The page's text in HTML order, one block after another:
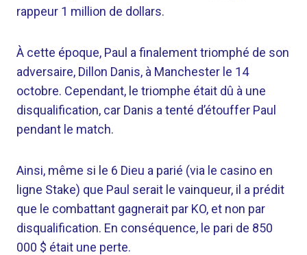
rappeur 1 million de dollars.
À cette époque, Paul a finalement triomphé de son
adversaire, Dillon Danis, à Manchester le 14
octobre. Cependant, le triomphe était dû à une
disqualification, car Danis a tenté d’étouffer Paul
pendant le match.
Ainsi, même si le 6 Dieu a parié (via le casino en
ligne Stake) que Paul serait le vainqueur, il a prédit
que le combattant gagnerait par KO, et non par
disqualification. En conséquence, le pari de 850
000 $ était une perte.